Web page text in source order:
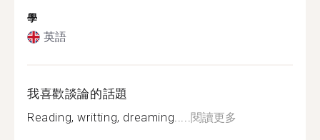
學
英語
我喜歡談論的話題
Reading, writting, dreaming.....閱讀更多